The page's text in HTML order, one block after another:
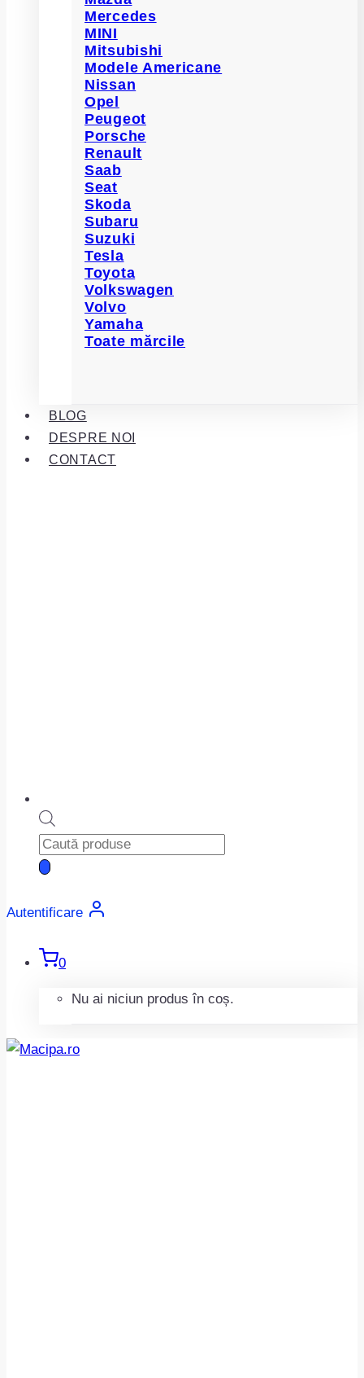
Mercedes
MINI
Mitsubishi
Modele Americane
Nissan
Opel
Peugeot
Porsche
Renault
Saab
Seat
Skoda
Subaru
Suzuki
Tesla
Toyota
Volkswagen
Volvo
Yamaha
Toate mărcile
BLOG
DESPRE NOI
CONTACT
Products
search
Autentificare
0
Nu ai niciun produs în coș.